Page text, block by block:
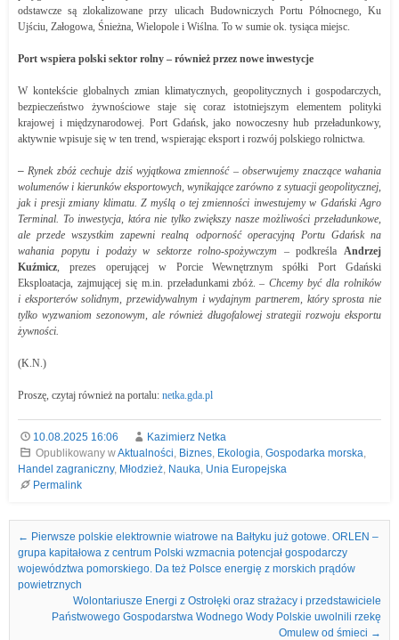
odstawcze są zlokalizowane przy ulicach Budowniczych Portu Północnego, Ku
Ujściu, Załogowa, Śnieżna, Wielopole i Wiślna. To w sumie ok. tysiąca miejsc.
Port wspiera polski sektor rolny – również przez nowe inwestycje
W kontekście globalnych zmian klimatycznych, geopolitycznych i gospodarczych,
bezpieczeństwo żywnościowe staje się coraz istotniejszym elementem polityki
krajowej i międzynarodowej. Port Gdańsk, jako nowoczesny hub przeładunkowy,
aktywnie wpisuje się w ten trend, wspierając eksport i rozwój polskiego rolnictwa.
–Rynek zbóż cechuje dziś wyjątkowa zmienność – obserwujemy znaczące wahania
wolumenów i kierunków eksportowych, wynikające zarówno z sytuacji geopolitycznej,
jak i presji zmiany klimatu. Z myślą o tej zmienności inwestujemy w Gdański Agro
Terminal. To inwestycja, która nie tylko zwiększy nasze możliwości przeładunkowe,
ale przede wszystkim zapewni realną odporność operacyjną Portu Gdańsk na
wahania popytu i podaży w sektorze rolno-spożywczym – podkreślaAndrzej
Kuźmicz, prezes operującej w Porcie Wewnętrznym spółki Port Gdański
Eksploatacja, zajmującej się m.in. przeładunkami zbóż. –Chcemy być dla rolników
i eksporterów solidnym, przewidywalnym i wydajnym partnerem, który sprosta nie
tylko wyzwaniom sezonowym, ale również długofalowej strategii rozwoju eksportu
żywności.
(K.N.)
Proszę, czytaj również na portalu: netka.gda.pl
10.08.2025 16:06
Kazimierz Netka
Opublikowany wAktualności, Biznes, Ekologia, Gospodarka morska,
Handel zagraniczny, Młodzież, Nauka, Unia Europejska
Permalink
Nawigacja we wpisach
← Pierwsze polskie elektrownie wiatrowe na Bałtyku już gotowe. ORLEN –
grupa kapitałowa z centrum Polski wzmacnia potencjał gospodarczy
województwa pomorskiego. Da też Polsce energię z morskich prądów
powietrznych
Wolontariusze Energi z Ostrołęki oraz strażacy i przedstawiciele
Państwowego Gospodarstwa Wodnego Wody Polskie uwolnili rzekę
Omulew od śmieci →